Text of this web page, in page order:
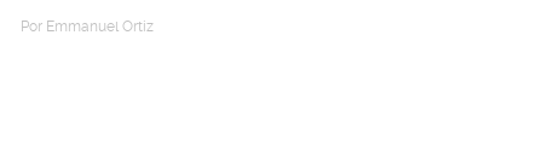
Por Emmanuel Ortiz